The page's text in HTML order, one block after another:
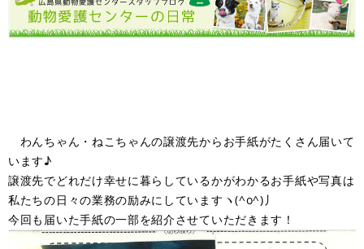
わんちゃん・ねこちゃんの譲渡先からお手紙がたくさん届いて
います♪
譲渡先でどれだけ幸せに暮らしているかがわかるお手紙や写真は
私たちの日々の業務の励みにしていますヽ(^o^)丿
今回も届いた手紙の一部を紹介させていただきます！